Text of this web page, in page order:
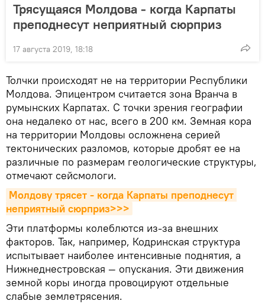
Трясущаяся Молдова - когда Карпаты
преподнесут неприятный сюрприз
17 августа 2019, 18:18
Толчки происходят не на территории Республики
Молдова. Эпицентром считается зона Вранча в
румынских Карпатах. С точки зрения географии
она недалеко от нас, всего в 200 км. Земная кора
на территории Молдовы осложнена серией
тектонических разломов, которые дробят ее на
различные по размерам геологические структуры,
отмечают сейсмологи.
Молдову трясет - когда Карпаты преподнесут
неприятный сюрприз>>>
Эти платформы колеблются из-за внешних
факторов. Так, например, Кодринская структура
испытывает наиболее интенсивные поднятия, а
Нижнеднестровская — опускания. Эти движения
земной коры иногда провоцируют отдельные
слабые землетрясения.